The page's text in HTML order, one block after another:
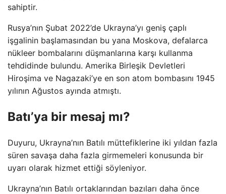
sahiptir.
Rusya’nın Şubat 2022’de Ukrayna’yı geniş çaplı
işgalinin başlamasından bu yana Moskova, defalarca
nükleer bombalarını düşmanlarına karşı kullanma
tehdidinde bulundu. Amerika Birleşik Devletleri
Hiroşima ve Nagazaki’ye en son atom bombasını 1945
yılının Ağustos ayında atmıştı.
Batı’ya bir mesaj mı?
Duyuru, Ukrayna’nın Batılı müttefiklerine iki yıldan fazla
süren savaşa daha fazla girmemeleri konusunda bir
uyarı olarak hizmet ettiği söyleniyor.
Ukrayna’nın Batılı ortaklarından bazıları daha önce